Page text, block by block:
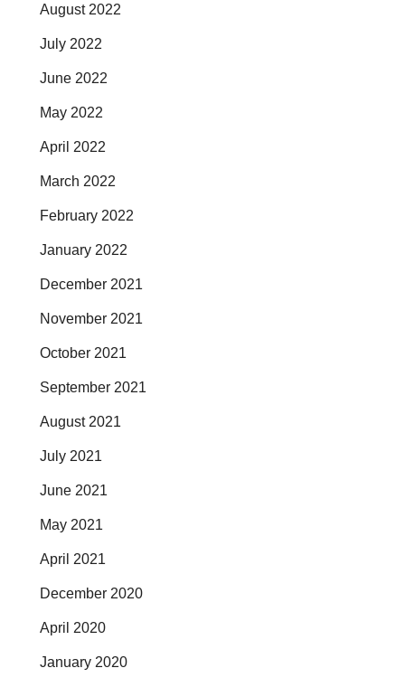
August 2022
July 2022
June 2022
May 2022
April 2022
March 2022
February 2022
January 2022
December 2021
November 2021
October 2021
September 2021
August 2021
July 2021
June 2021
May 2021
April 2021
December 2020
April 2020
January 2020